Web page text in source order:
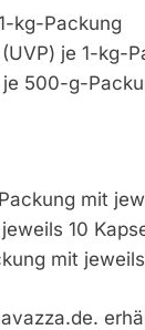
kg-Packung
je 1-kg-
je 500-g-
mit
10
mit